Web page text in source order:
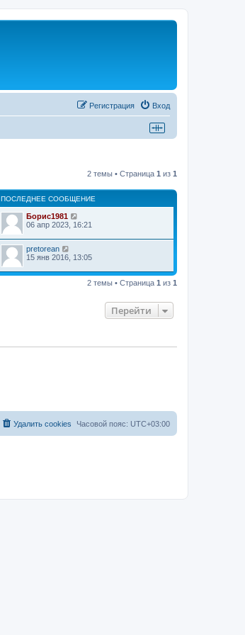
Вход
Регистрация
2 темы • Страница 1 из 1
ПОСЛЕДНЕЕ СООБЩЕНИЕ
Борис1981
06 апр 2023, 16:21
pretorean
15 янв 2016, 13:05
2 темы • Страница 1 из 1
Перейти
Часовой пояс: UTC+03:00
Удалить cookies